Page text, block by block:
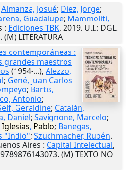
Almanza, Josué; Diez, Jorge;
Guadalupe; Mammoliti,
: Ediciones TBK, 2019. U.I.: DGL.
LITERATURA
contemporáneas :
grandes maestros
(1954-...); Alezzo,
; Gené, Juan Carlos
; Bartis,
Antonio;
Geraldine; Catalán,
Daniel; Savignone, Marcelo;
Iglesias, Pablo; Banegas,
"Indio"; Szuchmacher, Rubén.
Aires : Capital Intelectual,
(M) TEXTO NO